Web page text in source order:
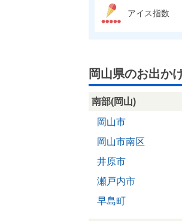
アイス指数
岡山県のお出か
南部(岡山)
岡山市
岡山市南区
井原市
瀬戸内市
早島町